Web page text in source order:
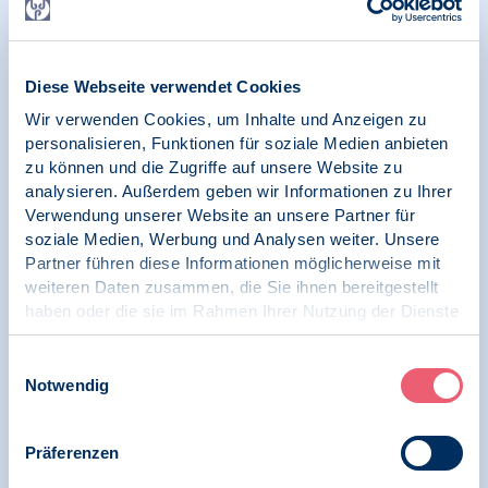
Diese Webseite verwendet Cookies
Wir verwenden Cookies, um Inhalte und Anzeigen zu
personalisieren, Funktionen für soziale Medien anbieten
zu können und die Zugriffe auf unsere Website zu
analysieren. Außerdem geben wir Informationen zu Ihrer
Verwendung unserer Website an unsere Partner für
soziale Medien, Werbung und Analysen weiter. Unsere
Partner führen diese Informationen möglicherweise mit
weiteren Daten zusammen, die Sie ihnen bereitgestellt
haben oder die sie im Rahmen Ihrer Nutzung der Dienste
gesammelt haben.
Notwendig
Präferenzen
Pressemitteilung | Psychologie und Gesundheit
Starke Psyche – Starke Gesellschaft!
Koalitionsvertrag greift im Bereich der
psychischen Gesundheit zu kurz – BDP sieht
hier deutlichen Nachbesserungsbedarf
18.03.2025
„Menschenwürde schützen“ – BDP
Handlungsmöglichkeiten